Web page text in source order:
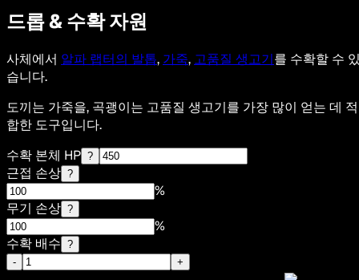
드롭 & 수확 자원
사체에서 알파 랩터의 발톱, 가죽, 고품질 생고기를 수확할 수
습니다.
도끼는 가죽을, 곡괭이는 고품질 생고기를 가장 많이 얻는 데 적
합한 도구입니다.
수확 본체 HP ?
근접 손상 ?
%
무기 손상 ?
%
수확 배수 ?
-
+